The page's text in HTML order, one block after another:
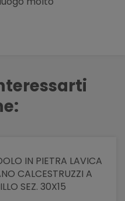
IN PIETRA LAVICA
CALCESTRUZZI A
SEZ. 30X15